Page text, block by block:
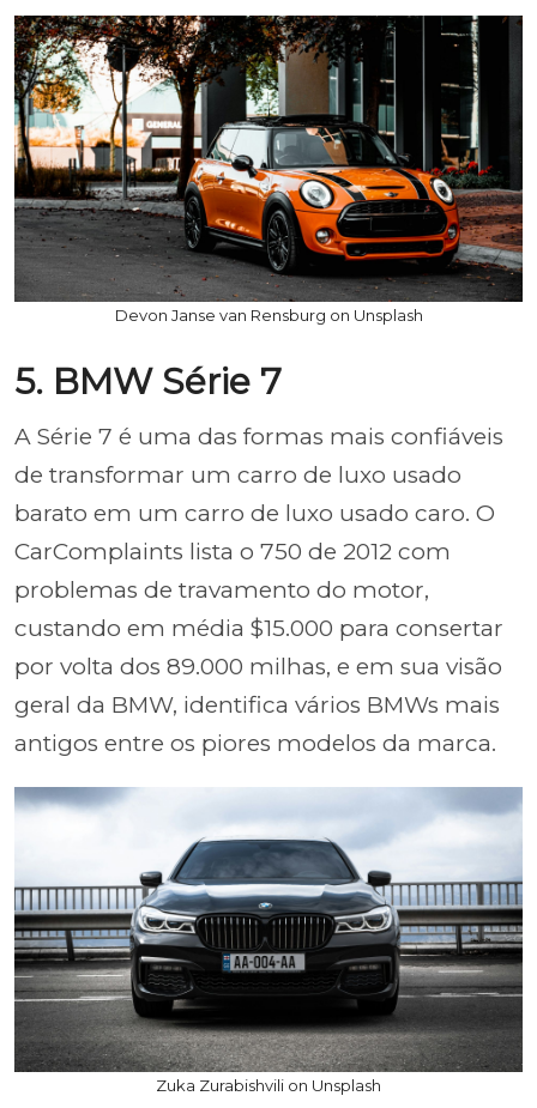
Devon Janse van Rensburg on Unsplash
5. BMW Série 7
A Série 7 é uma das formas mais confiáveis
de transformar um carro de luxo usado
barato em um carro de luxo usado caro. O
CarComplaints lista o 750 de 2012 com
problemas de travamento do motor,
custando em média $15.000 para consertar
por volta dos 89.000 milhas, e em sua visão
geral da BMW, identifica vários BMWs mais
antigos entre os piores modelos da marca.
Zuka Zurabishvili on Unsplash